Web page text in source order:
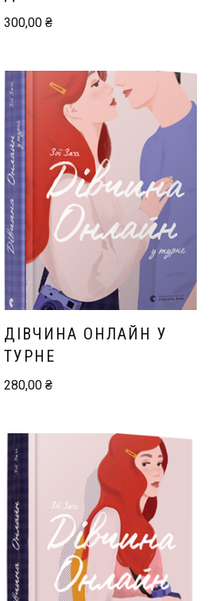
300,00 ₴
ДІВЧИНА ОНЛАЙН У
ТУРНЕ
280,00 ₴